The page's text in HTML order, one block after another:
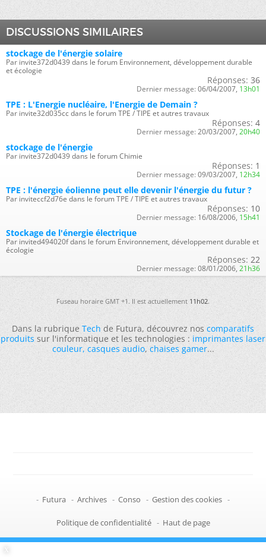
DISCUSSIONS SIMILAIRES
stockage de l'énergie solaire
Par invite372d0439 dans le forum Environnement, développement durable
et écologie
Réponses: 36
Dernier message: 06/04/2007, 13h01
TPE : L'Energie nucléaire, l'Energie de Demain ?
Par invite32d035cc dans le forum TPE / TIPE et autres travaux
Réponses: 4
Dernier message: 20/03/2007, 20h40
stockage de l'énergie
Par invite372d0439 dans le forum Chimie
Réponses: 1
Dernier message: 09/03/2007, 12h34
TPE : l'énergie éolienne peut elle devenir l'énergie du futur ?
Par inviteccf2d76e dans le forum TPE / TIPE et autres travaux
Réponses: 10
Dernier message: 16/08/2006, 15h41
Stockage de l'énergie électrique
Par invited494020f dans le forum Environnement, développement durable et
écologie
Réponses: 22
Dernier message: 08/01/2006, 21h36
Fuseau horaire GMT +1. Il est actuellement 11h02.
Dans la rubriqueTechde Futura, découvrez noscomparatifs
produitssur l'informatique et les technologies :imprimantes laser
couleur,casques audio,chaises gamer...
- Futura - Archives - Conso - Gestion des cookies -
Politique de confidentialité - Haut de page